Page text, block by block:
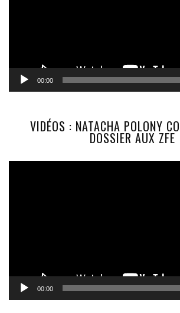
00:00
VIDÉOS : NATACHA POLONY
DOSSIER AUX ZFE
00:00